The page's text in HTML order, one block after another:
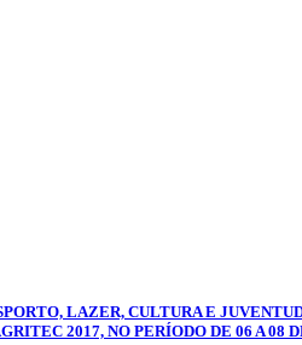
LAZER, CULTURA E
2017, NO PERÍODO DE 06 A 08